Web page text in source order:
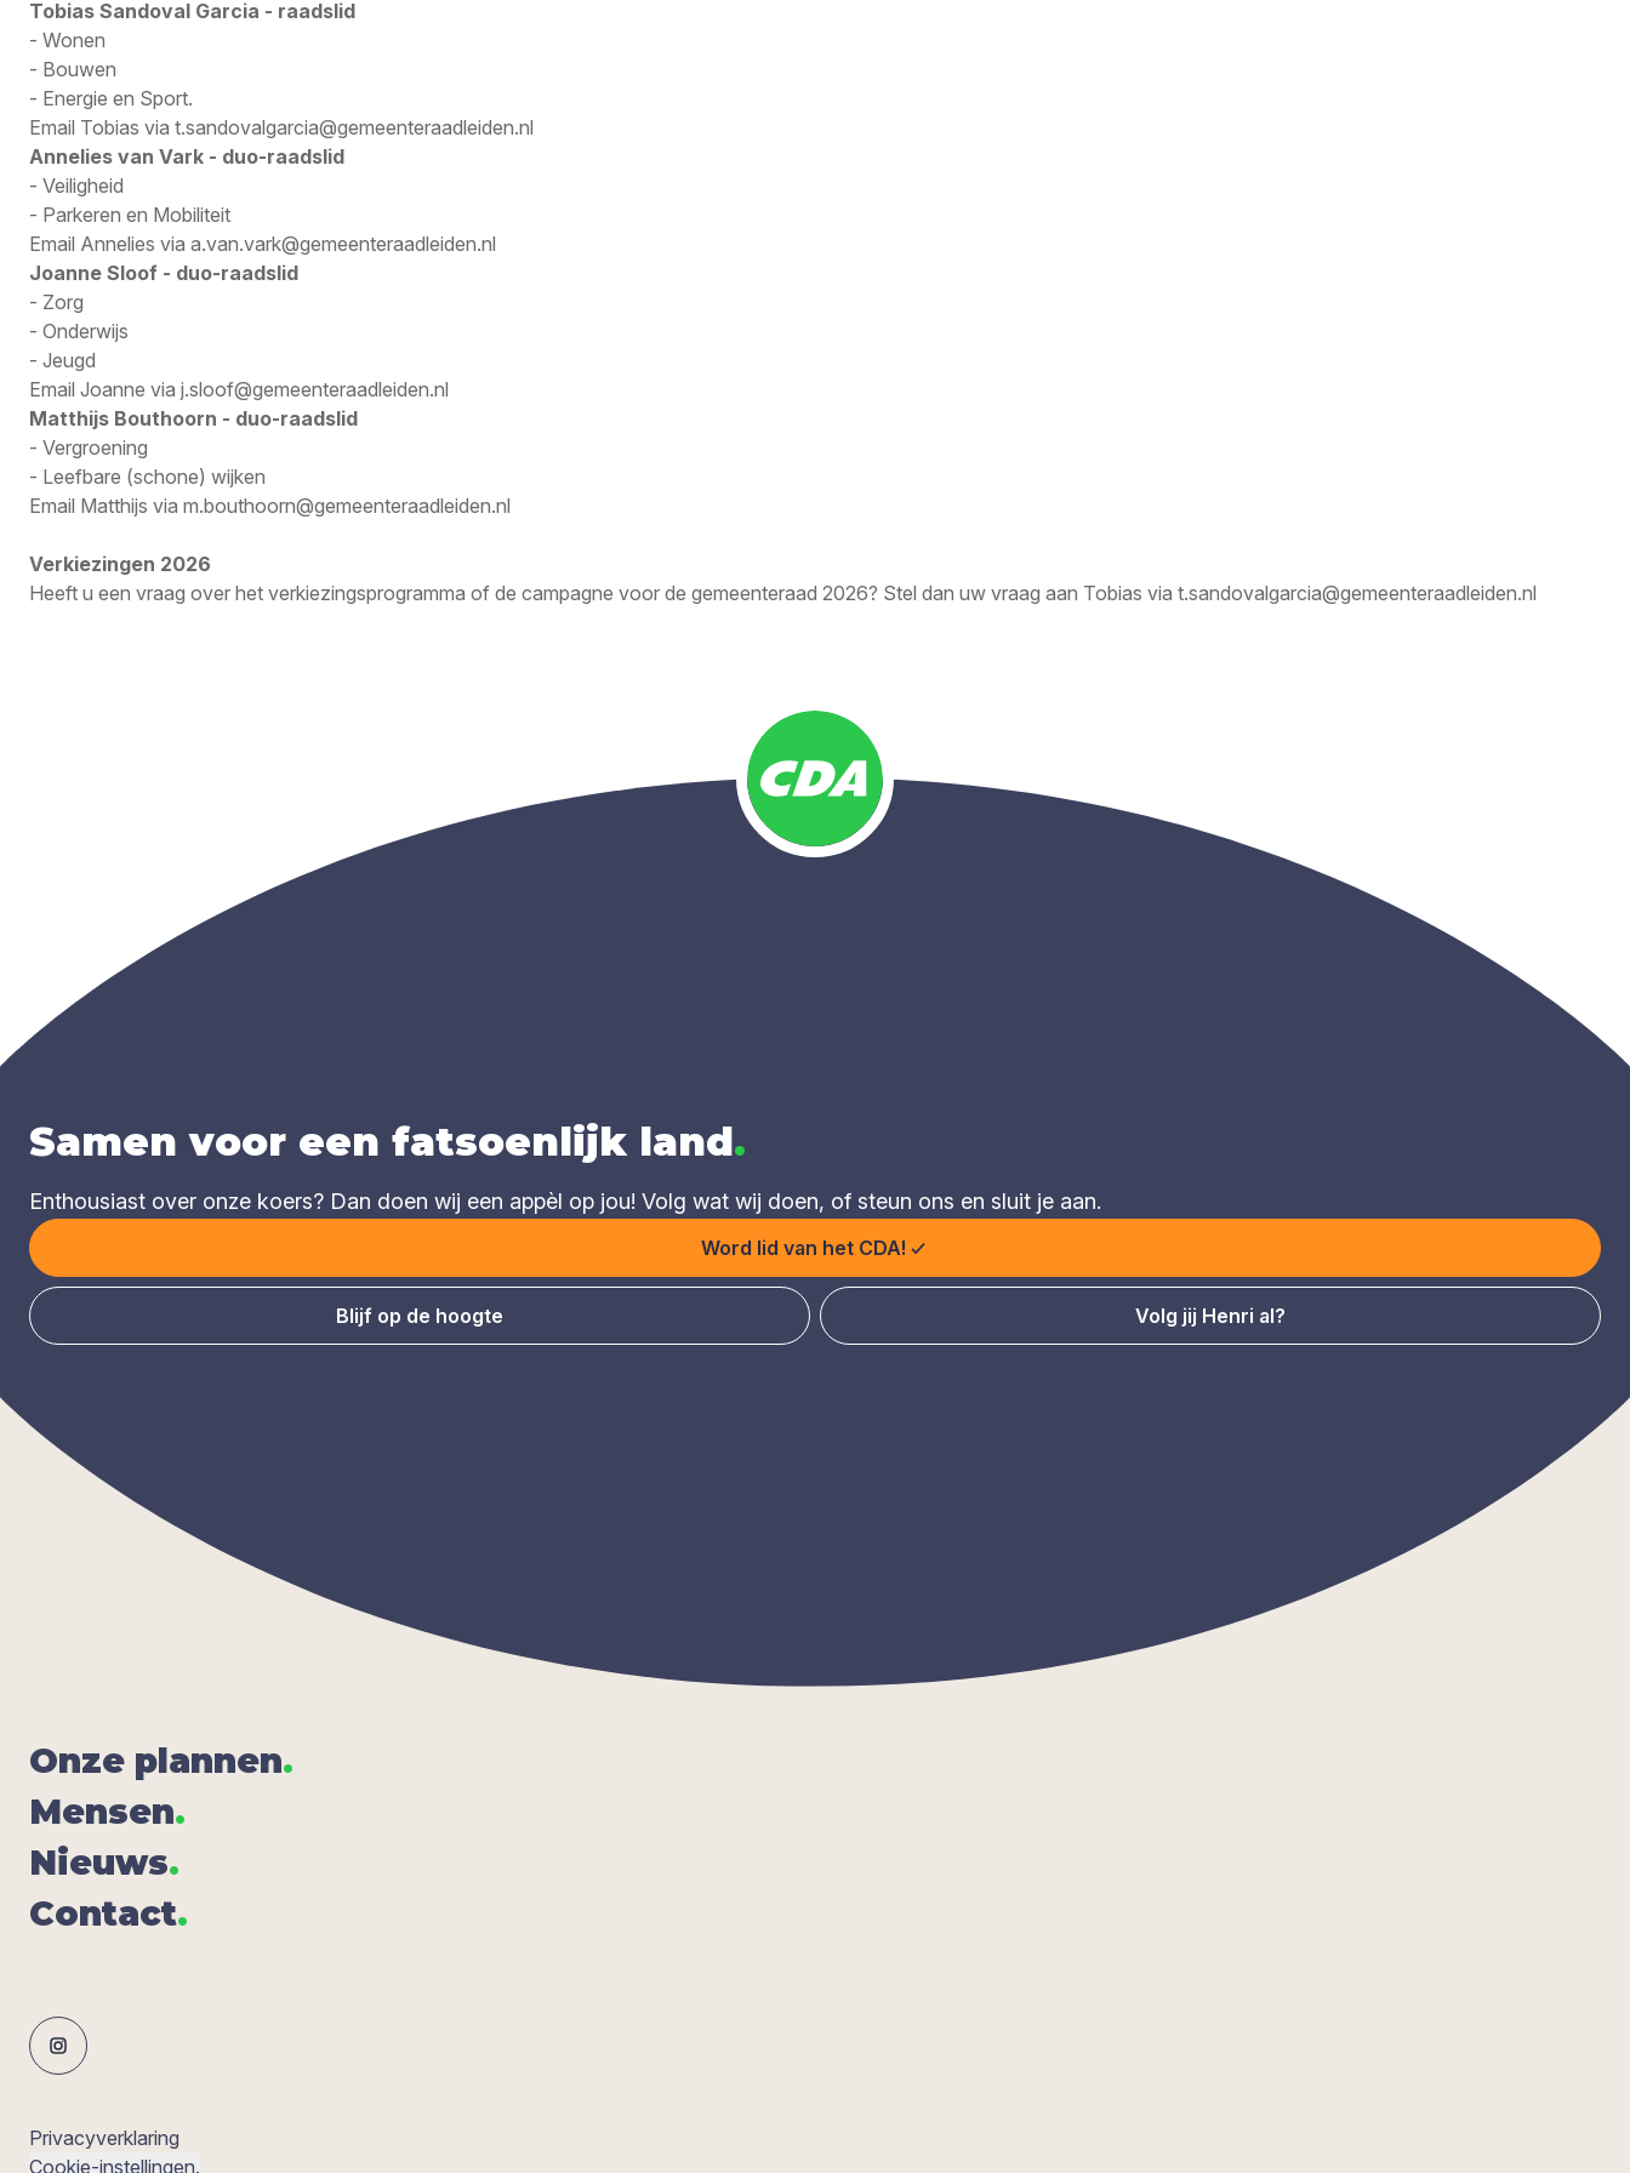
Tobias Sandoval Garcia - raadslid
- Wonen
- Bouwen
- Energie en Sport.
Email Tobias via t.sandovalgarcia@gemeenteraadleiden.nl
Annelies van Vark - duo-raadslid
- Veiligheid
- Parkeren en Mobiliteit
Email Annelies via a.van.vark@gemeenteraadleiden.nl
Joanne Sloof - duo-raadslid
- Zorg
- Onderwijs
- Jeugd
Email Joanne via j.sloof@gemeenteraadleiden.nl
Matthijs Bouthoorn - duo-raadslid
- Vergroening
- Leefbare (schone) wijken
Email Matthijs via m.bouthoorn@gemeenteraadleiden.nl
Verkiezingen 2026
Heeft u een vraag over het verkiezingsprogramma of de campagne voor de gemeenteraad 2026? Stel dan uw vraag aan Tobias via t.sandovalgarcia@gemeenteraadleiden.nl
Samen voor een fatsoenlijk land.
Enthousiast over onze koers? Dan doen wij een appèl op jou! Volg wat wij doen, of steun ons en sluit je aan.
Word lid van het CDA!
Blijf op de hoogte Volg jij Henri al?
Onze plan­nen.
Men­sen.
Nieuws.
Con­tact.
Privacyverklaring
Cookie-instellingen.